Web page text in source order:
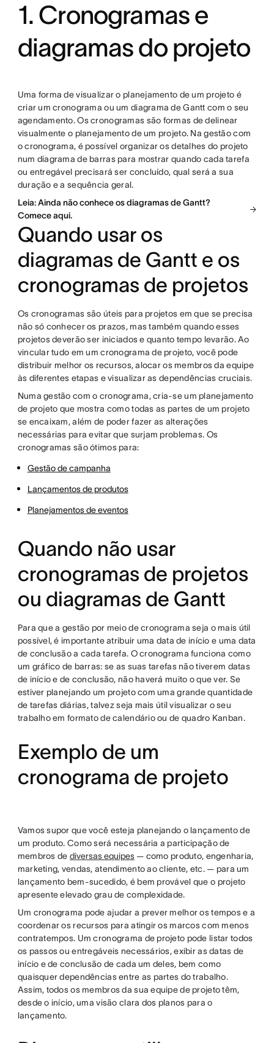
1. Cronogramas e
diagramas do projeto
Uma forma de visualizar o planejamento de um projeto é
criar um cronograma ou um diagrama de Gantt com o seu
agendamento. Os cronogramas são formas de delinear
visualmente o planejamento de um projeto. Na gestão com
o cronograma, é possível organizar os detalhes do projeto
num diagrama de barras para mostrar quando cada tarefa
ou entregável precisará ser concluído, qual será a sua
duração e a sequência geral.
Leia: Ainda não conhece os diagramas de Gantt?
Comece aqui.
Quando usar os
diagramas de Gantt e os
cronogramas de projetos
Os cronogramas são úteis para projetos em que se precisa
não só conhecer os prazos, mas também quando esses
projetos deverão ser iniciados e quanto tempo levarão. Ao
vincular tudo em um cronograma de projeto, você pode
distribuir melhor os recursos, alocar os membros da equipe
às diferentes etapas e visualizar as dependências cruciais.
Numa gestão com o cronograma, cria-se um planejamento
de projeto que mostra como todas as partes de um projeto
se encaixam, além de poder fazer as alterações
necessárias para evitar que surjam problemas. Os
cronogramas são ótimos para:
Gestão de campanha
Lançamentos de produtos
Planejamentos de eventos
Quando não usar
cronogramas de projetos
ou diagramas de Gantt
Para que a gestão por meio de cronograma seja o mais útil
possível, é importante atribuir uma data de início e uma data
de conclusão a cada tarefa. O cronograma funciona como
um gráfico de barras: se as suas tarefas não tiverem datas
de início e de conclusão, não haverá muito o que ver. Se
estiver planejando um projeto com uma grande quantidade
de tarefas diárias, talvez seja mais útil visualizar o seu
trabalho em formato de calendário ou de quadro Kanban.
Exemplo de um
cronograma de projeto
Vamos supor que você esteja planejando o lançamento de
um produto. Como será necessária a participação de
membros de diversas equipes— como produto, engenharia,
marketing, vendas, atendimento ao cliente, etc. — para um
lançamento bem-sucedido, é bem provável que o projeto
apresente elevado grau de complexidade.
Um cronograma pode ajudar a prever melhor os tempos e a
coordenar os recursos para atingir os marcos com menos
contratempos. Um cronograma de projeto pode listar todos
os passos ou entregáveis necessários, exibir as datas de
início e de conclusão de cada um deles, bem como
quaisquer dependências entre as partes do trabalho.
Assim, todos os membros da sua equipe de projeto têm,
desde o início, uma visão clara dos planos para o
lançamento.